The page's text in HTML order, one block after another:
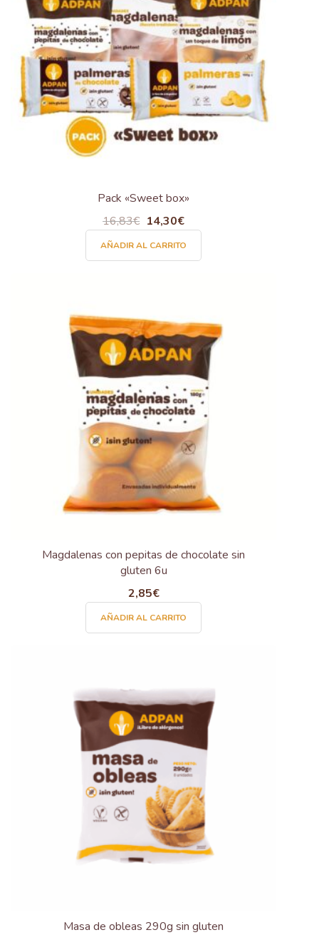
Pack «Sweet box»
16,83€ El
original
14,30€El
precio
actual
AÑADIR AL CARRITO
Magdalenas con pepitas de chocolate sin
gluten 6u
2,85€
AÑADIR AL CARRITO
Masa de obleas 290g sin gluten